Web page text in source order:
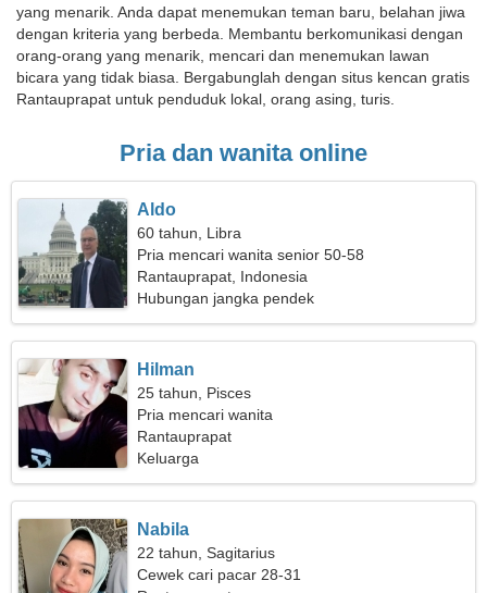
yang menarik. Anda dapat menemukan teman baru, belahan jiwa
dengan kriteria yang berbeda. Membantu berkomunikasi dengan
orang-orang yang menarik, mencari dan menemukan lawan
bicara yang tidak biasa. Bergabunglah dengan situs kencan gratis
Rantauprapat untuk penduduk lokal, orang asing, turis.
Pria dan wanita online
Aldo
60 tahun, Libra
Pria mencari wanita senior 50-58
Rantauprapat, Indonesia
Hubungan jangka pendek
Hilman
25 tahun, Pisces
Pria mencari wanita
Rantauprapat
Keluarga
Nabila
22 tahun, Sagitarius
Cewek cari pacar 28-31